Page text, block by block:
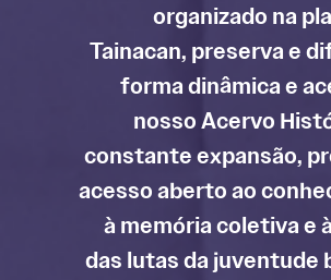
organizado na
Tainacan, preserva e
forma dinâmica e
nosso Acervo
constante expansão,
acesso aberto ao
à memória coletiva e
das lutas da juventude